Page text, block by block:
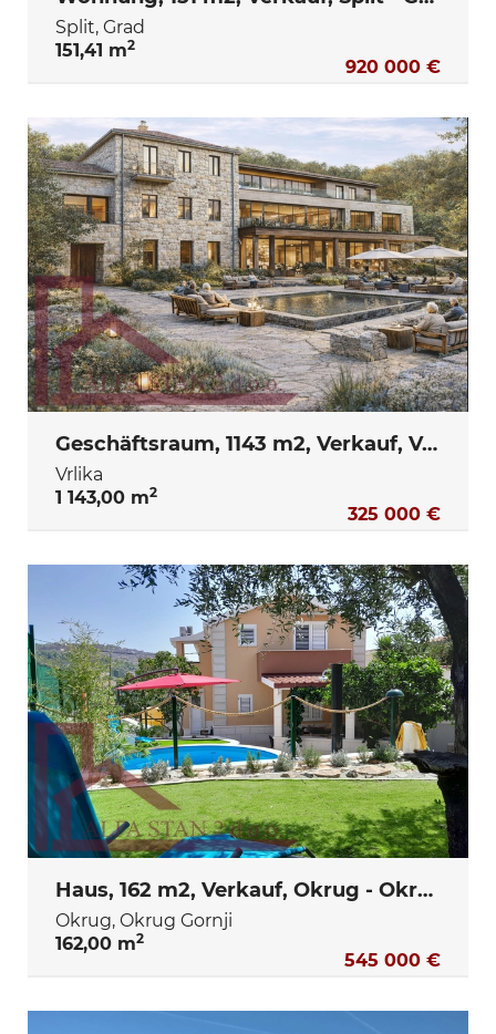
Split, Grad
151,41 m2
920 000 €
Geschäftsraum, 1143 m2, Verkauf, Vrlika
Vrlika
1 143,00 m2
325 000 €
Haus, 162 m2, Verkauf, Okrug - Okrug Gornji
Okrug, Okrug Gornji
162,00 m2
545 000 €